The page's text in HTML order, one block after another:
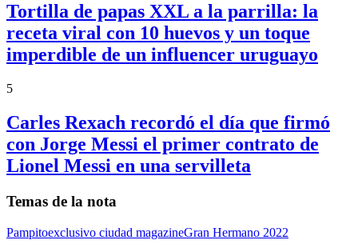
Tortilla de papas XXL a la parrilla: la
receta viral con 10 huevos y un toque
imperdible de un influencer uruguayo
5
Carles Rexach recordó el día que firmó
con Jorge Messi el primer contrato de
Lionel Messi en una servilleta
Temas de la nota
Pampitoexclusivo ciudad magazineGran Hermano 2022